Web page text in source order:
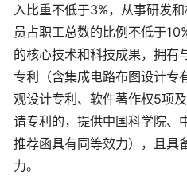
入比重不低于3%，从事研发
员占职工总数的比例不低于
的核心技术和科技成果，拥有
专利（含集成电路布图设计专
观设计专利、软件著作权5项
请专利的，提供中国科学院、
推荐函具有同等效力），且具
力。